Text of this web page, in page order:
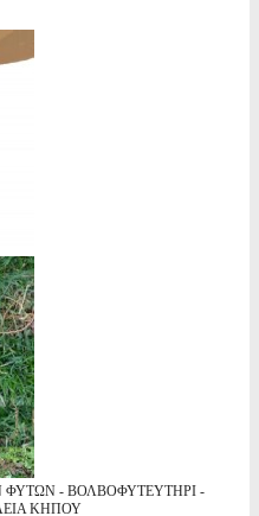
- ΒΟΛΒΟΦΥΤΕΥΤΗΡΙ -
ΚΗΠΟΥ